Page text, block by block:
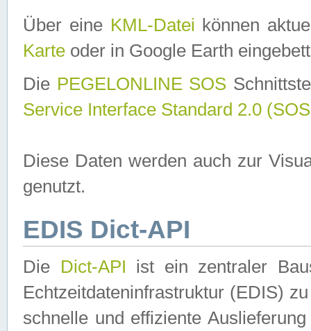
Über eine KML-Datei können
Karte oder in Google Earth
Die PEGELONLINE SOS
Service Interface Standard 2.0
Diese Daten werden auch zur
genutzt.
EDIS Dict-API
Die Dict-API ist ein zentraler
Echtzeitdateninfrastruktur (EDIS)
schnelle und effiziente